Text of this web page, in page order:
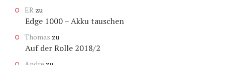
ER zu
Edge 1000 – Akku tauschen
Thomas zu
Auf der Rolle 2018/2